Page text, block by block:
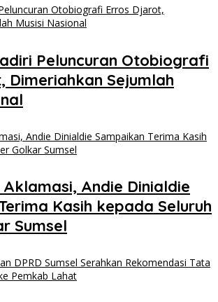
Peluncuran Otobiografi
Dimeriahkan Sejumlah
Aklamasi, Andie Dinialdie
Kasih kepada Seluruh
Sumsel